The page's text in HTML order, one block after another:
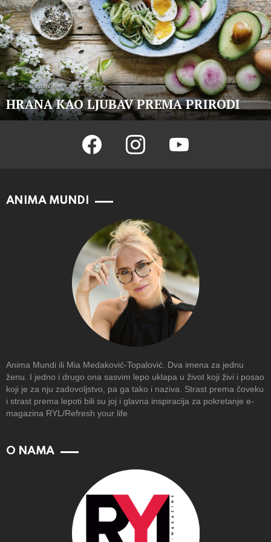
50 Shares
HRANA KAO LJUBAV PREMA PRIRODI
facebook instagram youtube
ANIMA MUNDI
Anima Mundi ili Mia Medaković-Topalović. Dva imena za jednu
ženu. I jedno i drugo ona sasvim lepo uklapa u život koji živi i posao
koji je za nju zadovoljstvo, pa ga tako i naziva. Strast prema čoveku
i strast prema lepoti bili su joj i glavna inspiracija za pokretanje e-
magazina RYL/Refresh your life
O NAMA